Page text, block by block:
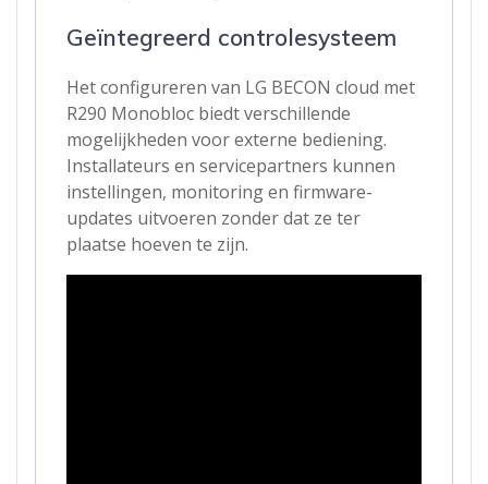
Geïntegreerd controlesysteem
Het configureren van LG BECON cloud met
R290 Monobloc biedt verschillende
mogelijkheden voor externe bediening.
Installateurs en servicepartners kunnen
instellingen, monitoring en firmware-
updates uitvoeren zonder dat ze ter
plaatse hoeven te zijn.